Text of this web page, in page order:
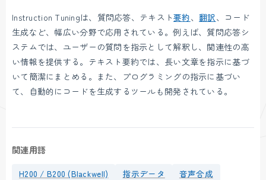
Instruction Tuningは、質問応答、テキスト要約、 翻訳、コード
生成など、幅広い分野で応用されている。例えば、質問応答シ
ステムでは、ユーザーの質問を指示として解釈し、関連性の高
い情報を提供する。テキスト要約では、長い文章を指示に基づ
いて簡潔にまとめる。また、プログラミングの指示に基づい
て、自動的にコードを生成するツールも開発されている。
関連用語
H200 / B200 (Blackwell) 指示データ
音声合成